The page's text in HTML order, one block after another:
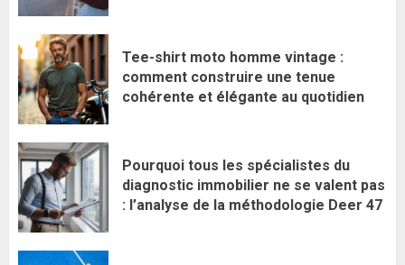
Tee-shirt moto homme vintage :
comment construire une tenue
cohérente et élégante au quotidien
Pourquoi tous les spécialistes du
diagnostic immobilier ne se valent pas
: l’analyse de la méthodologie Deer 47